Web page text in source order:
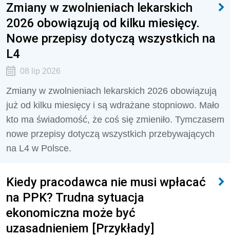
Zmiany w zwolnieniach lekarskich
2026 obowiązują od kilku miesięcy.
Nowe przepisy dotyczą wszystkich na
L4
08 lip 2026
Zmiany w zwolnieniach lekarskich 2026 obowiązują
już od kilku miesięcy i są wdrażane stopniowo. Mało
kto ma świadomość, że coś się zmieniło. Tymczasem
nowe przepisy dotyczą wszystkich przebywających
na L4 w Polsce.
Kiedy pracodawca nie musi wpłacać
na PPK? Trudna sytuacja
ekonomiczna może być
uzasadnieniem [Przykłady]